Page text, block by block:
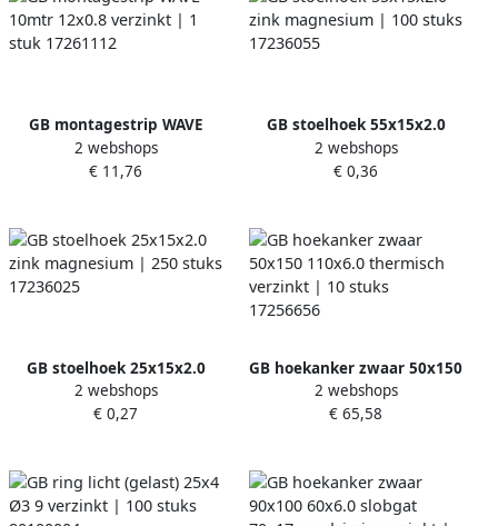
GB montagestrip WAVE
10mtr 12x0.8 verzinkt | 1
stuk 17261112
2 webshops
€ 11,76
GB stoelhoek 55x15x2.0
zink magnesium | 100 stuks
17236055
2 webshops
€ 0,36
GB stoelhoek 25x15x2.0
zink magnesium | 250 stuks
17236025
2 webshops
€ 0,27
GB hoekanker zwaar 50x150
110x6.0 thermisch verzinkt
| 10 stuks 17256656
2 webshops
€ 65,58